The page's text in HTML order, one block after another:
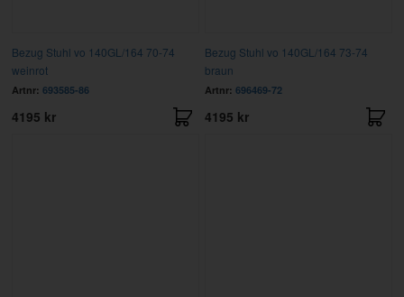
Bezug Stuhl vo 140GL/164 70-74
weinrot
Artnr: 693585-86
4195 kr
Bezug Stuhl vo 140GL/164 73-74
braun
Artnr: 696469-72
4195 kr